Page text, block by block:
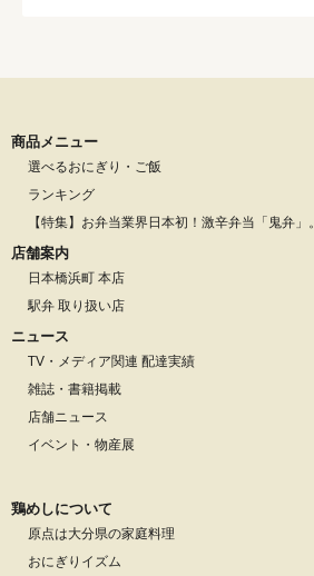
商品メニュー
選べるおにぎり・ご飯
ランキング
【特集】お弁当業界日本初！激辛弁当「鬼弁
店舗案内
日本橋浜町 本店
駅弁 取り扱い店
ニュース
TV・メディア関連 配達実績
雑誌・書籍掲載
店舗ニュース
イベント・物産展
鶏めしについて
原点は大分県の家庭料理
おにぎりイズム